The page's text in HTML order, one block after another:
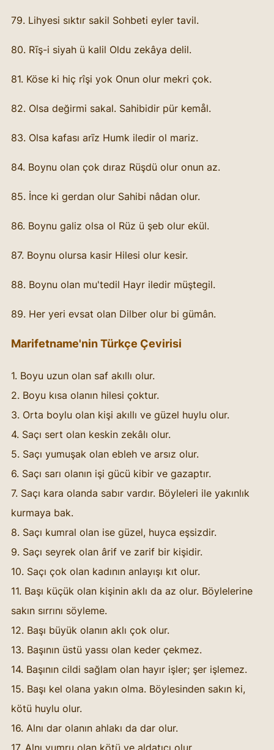
79. Lihyesi sıktır sakil Sohbeti eyler tavil.
80. Rīş-i siyah ü kalil Oldu zekâya delil.
81. Köse ki hiç rîşi yok Onun olur mekri çok.
82. Olsa değirmi sakal. Sahibidir pür kemål.
83. Olsa kafası arīz Humk iledir ol mariz.
84. Boynu olan çok dıraz Rüşdü olur onun az.
85. İnce ki gerdan olur Sahibi nâdan olur.
86. Boynu galiz olsa ol Rüz ü şeb olur ekül.
87. Boynu olursa kasir Hilesi olur kesir.
88. Boynu olan mu'tedil Hayr iledir müştegil.
89. Her yeri evsat olan Dilber olur bi gümân.
Marifetname'nin Türkçe Çevirisi
1. Boyu uzun olan saf akıllı olur.
2. Boyu kısa olanın hilesi çoktur.
3. Orta boylu olan kişi akıllı ve güzel huylu olur.
4. Saçı sert olan keskin zekâlı olur.
5. Saçı yumuşak olan ebleh ve arsız olur.
6. Saçı sarı olanın işi gücü kibir ve gazaptır.
7. Saçı kara olanda sabır vardır. Böyleleri ile yakınlık
kurmaya bak.
8. Saçı kumral olan ise güzel, huyca eşsizdir.
9. Saçı seyrek olan ârif ve zarif bir kişidir.
10. Saçı çok olan kadının anlayışı kıt olur.
11. Başı küçük olan kişinin aklı da az olur. Böylelerine
sakın sırrını söyleme.
12. Başı büyük olanın aklı çok olur.
13. Başının üstü yassı olan keder çekmez.
14. Başının cildi sağlam olan hayır işler; şer işlemez.
15. Başı kel olana yakın olma. Böylesinden sakın ki,
kötü huylu olur.
16. Alnı dar olanın ahlakı da dar olur.